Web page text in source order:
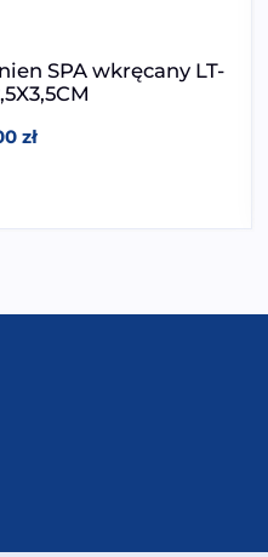
SPA wkręcany LT-
zł